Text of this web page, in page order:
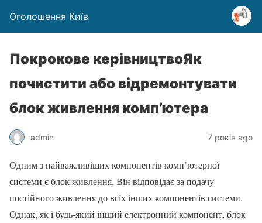
Оголошення Київ
Покрокове керівництвоЯк
почистити або відремонтувати
блок живлення комп’ютера
admin 7 років ago
Одним з найважливіших компонентів комп’ютерної
системи є блок живлення. Він відповідає за подачу
постійного живлення до всіх інших компонентів системи.
Однак, як і будь-який інший електронний компонент, блок